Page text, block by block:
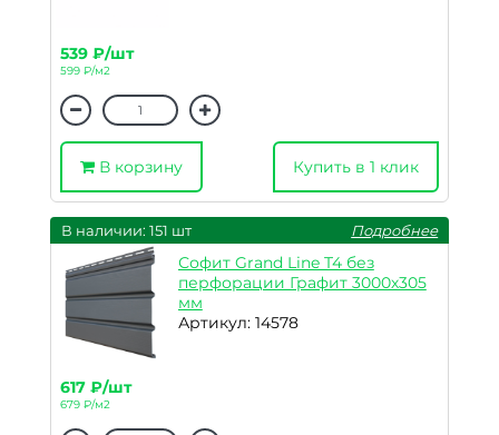
539 ₽/шт
599 ₽/м2
В корзину Купить в 1 клик
В наличии: 151 шт Подробнее
Софит Grand Line T4 без
перфорации Графит 3000х305
мм
Артикул: 14578
617 ₽/шт
679 ₽/м2